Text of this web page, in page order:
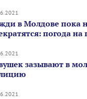
в Молдове пока
погода на
зазывают в